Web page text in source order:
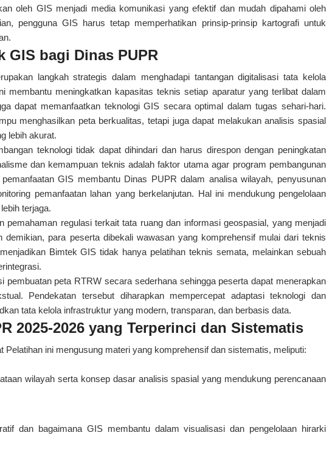
oleh GIS menjadi media komunikasi yang efektif dan mudah dipahami oleh
pengguna GIS harus tetap memperhatikan prinsip-prinsip kartografi untuk
GIS bagi Dinas PUPR
langkah strategis dalam menghadapi tantangan digitalisasi tata kelola
membantu meningkatkan kapasitas teknis setiap aparatur yang terlibat dalam
dapat memanfaatkan teknologi GIS secara optimal dalam tugas sehari-hari.
menghasilkan peta berkualitas, tetapi juga dapat melakukan analisis spasial
lebih akurat.
teknologi tidak dapat dihindari dan harus direspon dengan peningkatan
dan kemampuan teknis adalah faktor utama agar program pembangunan
GIS membantu Dinas PUPR dalam analisa wilayah, penyusunan
pemanfaatan lahan yang berkelanjutan. Hal ini mendukung pengelolaan
terjaga.
pemahaman regulasi terkait tata ruang dan informasi geospasial, yang menjadi
demikian, para peserta dibekali wawasan yang komprehensif mulai dari teknis
Bimtek GIS tidak hanya pelatihan teknis semata, melainkan sebuah
peta RTRW secara sederhana sehingga peserta dapat menerapkan
Pendekatan tersebut diharapkan mempercepat adaptasi teknologi dan
tata kelola infrastruktur yang modern, transparan, dan berbasis data.
2025-2026 yang Terperinci dan Sistematis
Pelatihan ini mengusung materi yang komprehensif dan sistematis, meliputi:
wilayah serta konsep dasar analisis spasial yang mendukung perencanaan
dan bagaimana GIS membantu dalam visualisasi dan pengelolaan hirarki